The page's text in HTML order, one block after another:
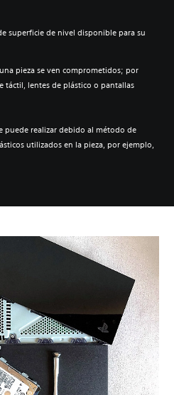
superficie de nivel disponible para su
pieza se ven comprometidos; por
táctil, lentes de plástico o pantallas
puede realizar debido al método de
utilizados en la pieza, por ejemplo,